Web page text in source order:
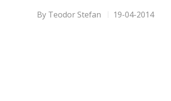
By Teodor Stefan 19-04-2014